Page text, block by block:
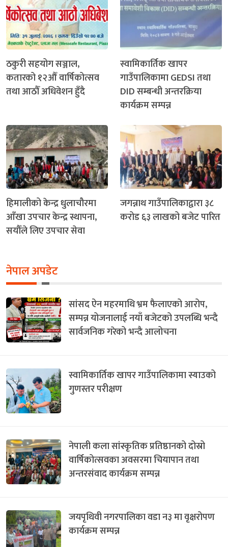
ठकुरी सहयोग सञ्जाल,
कतारको १२औँ वार्षिकोत्सव
तथा आठौँ अधिवेशन हुँदै
स्वामिकार्तिक खापर
गाउँपालिकामा GEDSI तथा
DID सम्बन्धी अन्तरक्रिया
कार्यक्रम सम्पन्न
हिमालीको केन्द्र धुलाचौरमा
आँखा उपचार केन्द्र स्थापना,
सयौँले लिए उपचार सेवा
जगन्नाथ गाउँपालिकाद्वारा ३८
करोड ६३ लाखको बजेट पारित
नेपाल अपडेट
सांसद ऐन महरमाथि भ्रम फैलाएको आरोप,
सम्पन्न योजनालाई नयाँ बजेटको उपलब्धि भन्दै
सार्वजनिक गरेको भन्दै आलोचना
स्वामिकार्तिक खापर गाउँपालिकामा स्याउको
गुणस्तर परीक्षण
नेपाली कला सांस्कृतिक प्रतिष्ठानको दोस्रो
वार्षिकोत्सवका अवसरमा चियापान तथा
अन्तरसंवाद कार्यक्रम सम्पन्न
जयपृथिवी नगरपालिका वडा न३ मा वृक्षरोपण
कार्यक्रम सम्पन्न